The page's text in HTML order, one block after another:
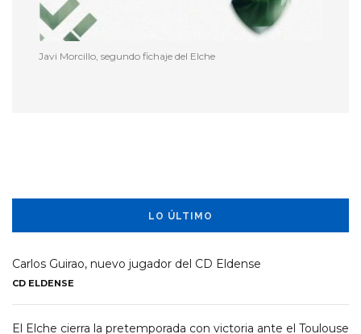
Javi Morcillo, segundo fichaje del Elche
LO ÚLTIMO
Carlos Guirao, nuevo jugador del CD Eldense
CD ELDENSE
El Elche cierra la pretemporada con victoria ante el Toulouse